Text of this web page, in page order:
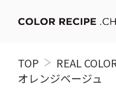
TOP
REAL
オレンジベージュ